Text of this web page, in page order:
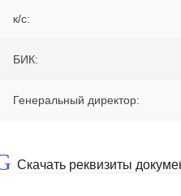
к/с:
БИК:
Генеральный директор:
Скачать реквизиты